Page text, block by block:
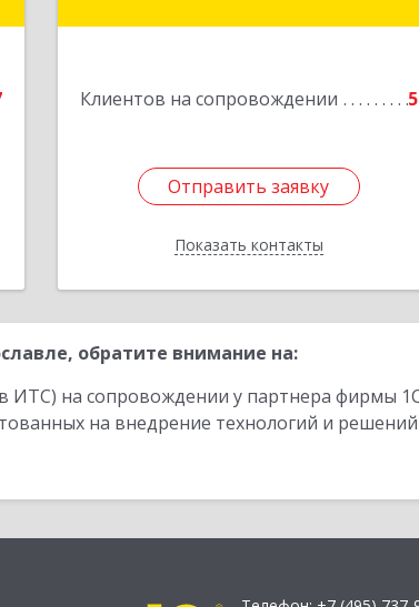
Клиентов на сопровождении 5
Отправить заявку
Показать контакты
Отправить заявку
Назад
обратите внимание на:
ИТС) на сопровождении у партнера фирмы
на внедрение технологий и